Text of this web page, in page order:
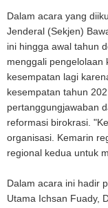
Dalam acara yang
Jenderal (Sekjen)
ini hingga awal tahun
menggali pengelolaan
kesempatan lagi
kesempatan tahun
pertanggungjawaban
reformasi birokrasi.
organisasi. Kemarin
regional kedua untuk
Dalam acara ini hadir
Utama Ichsan Fuady,